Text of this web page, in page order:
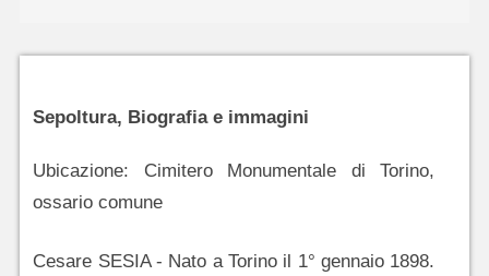
Sepoltura, Biografia e immagini
Ubicazione: Cimitero Monumentale di Torino,
ossario comune
Cesare SESIA - Nato a Torino il 1° gennaio 1898.